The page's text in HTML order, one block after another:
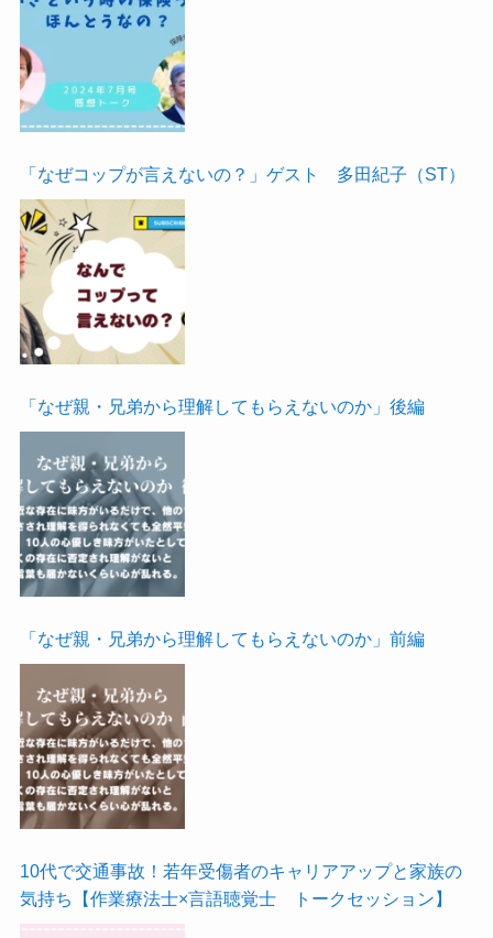
「なぜコップが言えないの？」ゲスト 多田紀子（ST）
「なぜ親・兄弟から理解してもらえないのか」後編
「なぜ親・兄弟から理解してもらえないのか」前編
10代で交通事故！若年受傷者のキャリアアップと家族の
気持ち【作業療法士×言語聴覚士 トークセッション】